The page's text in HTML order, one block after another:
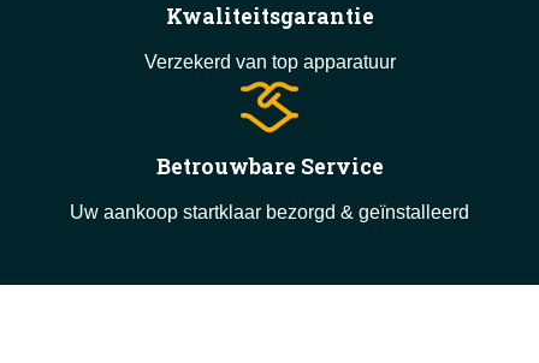
Kwaliteitsgarantie
Verzekerd van top apparatuur
Betrouwbare Service
Uw aankoop startklaar bezorgd & geïnstalleerd